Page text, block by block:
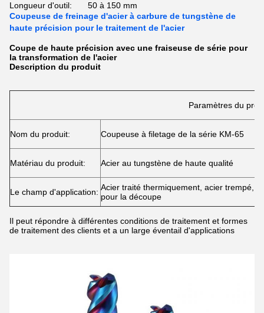
Longueur d'outil:
50 à 150 mm
Coupeuse de freinage d'acier à carbure de tungstène de
haute précision pour le traitement de l'acier
Coupe de haute précision avec une fraiseuse de série pour
la transformation de l'acier
Description du produit
Paramètres du
Nom du produit: Coupeuse à filetage de la série KM-65
Matériau du produit: Acier au tungstène de haute qualité
Le champ d'application: Acier traité thermiquement, acier trempé,
pour la découpe
Il peut répondre à différentes conditions de traitement et formes
de traitement des clients et a un large éventail d'applications